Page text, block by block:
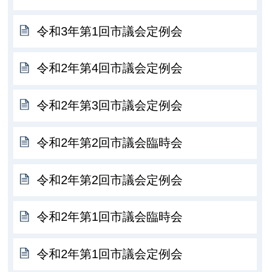
令和3年第1回市議会定例会
令和2年第4回市議会定例会
令和2年第3回市議会定例会
令和2年第2回市議会臨時会
令和2年第2回市議会定例会
令和2年第1回市議会臨時会
令和2年第1回市議会定例会